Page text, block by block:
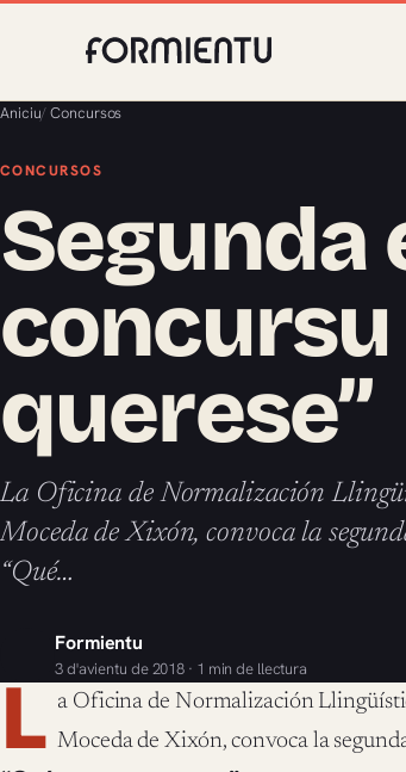
Aniciu/Concursos
CONCURSOS
Segunda
concursu
querese”
La Oficina de Normalización
Moceda de Xixón, convoca la
“Qué…
Formientu
3 d'avientu de 2018 · 1 min de llectura
L a Oficina de Normalización
Moceda de Xixón, convoca la